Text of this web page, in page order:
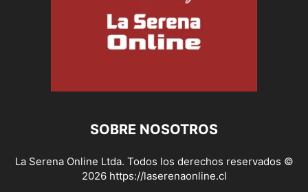
SOBRE NOSOTROS
La Serena Online Ltda. Todos los derechos reservados ©
2026 https://laserenaonline.cl